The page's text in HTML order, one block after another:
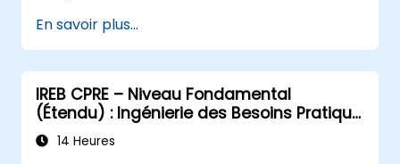
de gestion du changement adaptée aux
assureurs.
Évaluer des études de cas réelles et
traduire les enseignements en initiatives
locales.
En savoir plus...
IREB CPRE – Niveau Fondamental
(Étendu) : Ingénierie des Besoins Pratique
et Préparation à la Certification
14 Heures